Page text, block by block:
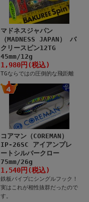
マドネスジャパン
（MADNESS JAPAN） バ
クリースピン12TG
45mm/12g
1,980円(税込)
TGならではの圧倒的な飛距離
コアマン（COREMAN）
IP-26SC アイアンプレ
ートシルバークロー
75mm/26g
1,540円(税込)
鉄板バイブにシングルフック！
実はこれが相性抜群だったので
す。